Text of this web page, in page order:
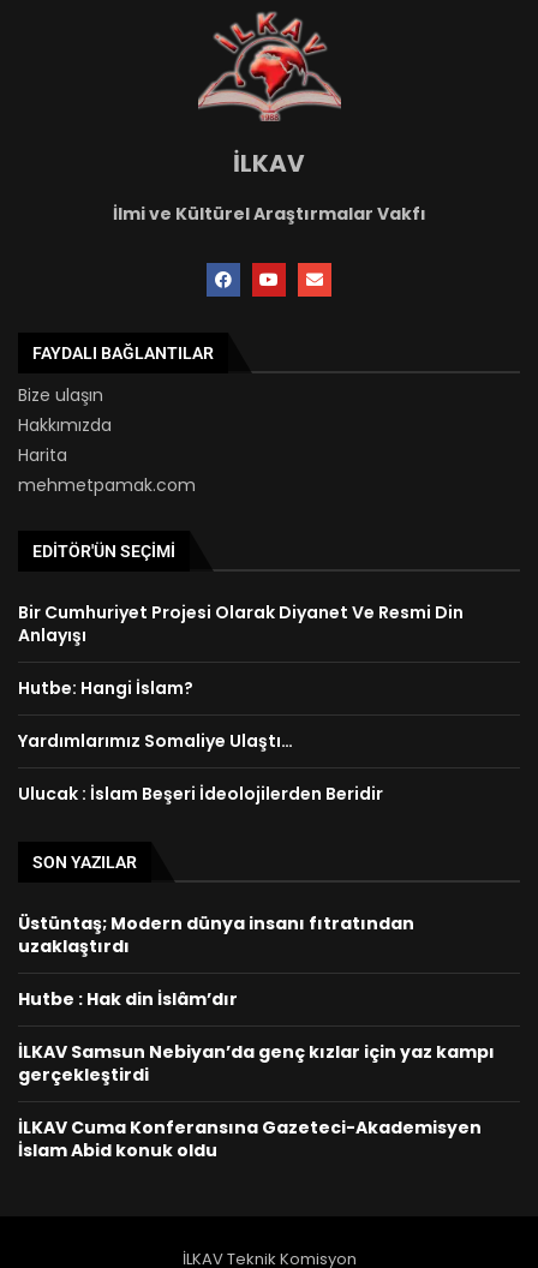
İLKAV
İlmi ve Kültürel Araştırmalar Vakfı
FAYDALI BAĞLANTILAR
Bize ulaşın
Hakkımızda
Harita
mehmetpamak.com
EDITÖR'ÜN SEÇIMI
Bir Cumhuriyet Projesi Olarak Diyanet Ve Resmi Din
Anlayışı
Hutbe: Hangi İslam?
Yardımlarımız Somaliye Ulaştı…
Ulucak : İslam Beşeri İdeolojilerden Beridir
SON YAZILAR
Üstüntaş; Modern dünya insanı fıtratından
uzaklaştırdı
Hutbe : Hak din İslâm’dır
İLKAV Samsun Nebiyan’da genç kızlar için yaz kampı
gerçekleştirdi
İLKAV Cuma Konferansına Gazeteci-Akademisyen
İslam Abid konuk oldu
İLKAV Teknik Komisyon